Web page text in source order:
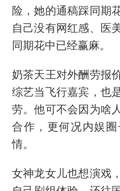
险，她的通稿踩同期
自己没有网红感、医
同期花中已经赢麻。
奶茶天王对外酬劳报
综艺当飞行嘉宾，也
劳。他可不会因为啥
合作，更何况内娱
情。
女神龙女儿也想演戏